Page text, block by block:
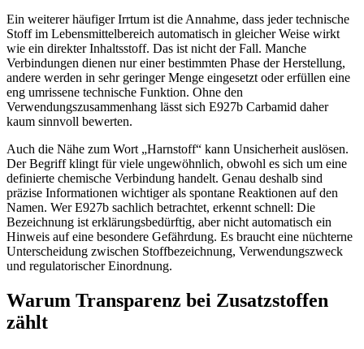
Ein weiterer häufiger Irrtum ist die Annahme, dass jeder technische
Stoff im Lebensmittelbereich automatisch in gleicher Weise wirkt
wie ein direkter Inhaltsstoff. Das ist nicht der Fall. Manche
Verbindungen dienen nur einer bestimmten Phase der Herstellung,
andere werden in sehr geringer Menge eingesetzt oder erfüllen eine
eng umrissene technische Funktion. Ohne den
Verwendungszusammenhang lässt sich E927b Carbamid daher
kaum sinnvoll bewerten.
Auch die Nähe zum Wort „Harnstoff“ kann Unsicherheit auslösen.
Der Begriff klingt für viele ungewöhnlich, obwohl es sich um eine
definierte chemische Verbindung handelt. Genau deshalb sind
präzise Informationen wichtiger als spontane Reaktionen auf den
Namen. Wer E927b sachlich betrachtet, erkennt schnell: Die
Bezeichnung ist erklärungsbedürftig, aber nicht automatisch ein
Hinweis auf eine besondere Gefährdung. Es braucht eine nüchterne
Unterscheidung zwischen Stoffbezeichnung, Verwendungszweck
und regulatorischer Einordnung.
Warum Transparenz bei Zusatzstoffen
zählt